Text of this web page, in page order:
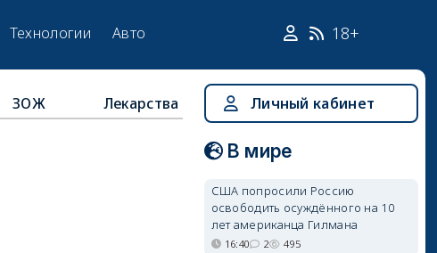
Технологии Авто 18+
ЗОЖ Лекарства Личный кабинет
В мире
США попросили Россию
освободить осуждённого на 10
лет американца Гилмана
16:40 2 495